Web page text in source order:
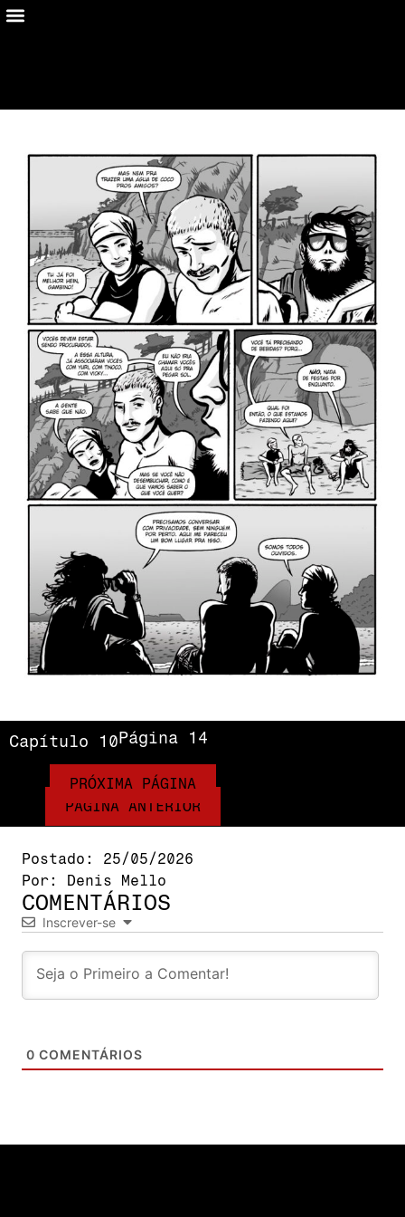
Capítulo 10Página 14
PÁGINA ANTERIOR
PRÓXIMA PÁGINA
Postado:
25/05/2026
Por:
Denis Mello
COMENTÁRIOS
Inscrever-se
0 COMENTÁRIOS